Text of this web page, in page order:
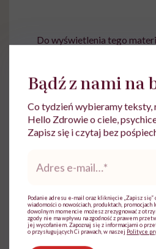
Do wyświetlenia tego
Zmień
Ewa
Bądź z nami na
Co tydzień wybieramy teksty,
Hello Zdrowie o ciele,
Zapisz się i czytaj bez
*
Podanie adresu e-mail oraz kliknięcie „Zapisz się”
wiadomości o nowościach, produktach,
dowolnym momencie możesz zrezygnować z
zgody nie ma wpływu na zgodność z prawem
jej wycofaniem. Zapoznaj się z informacjami o
o przysługujących Ci prawach, w naszej Polityce